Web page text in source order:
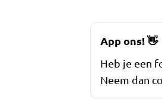
App ons!👋
Heb je een
Neem dan